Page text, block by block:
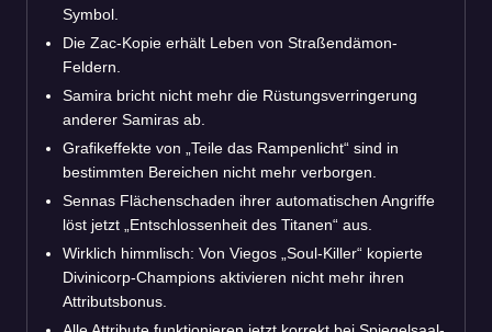
Symbol.
Die Zac-Kopie erhält Leben von Straßendämon-
Feldern.
Samira bricht nicht mehr die Rüstungsverringerung
anderer Samiras ab.
Grafikeffekte von „Teile das Rampenlicht“ sind in
bestimmten Bereichen nicht mehr verborgen.
Sennas Flächenschaden ihrer automatischen Angriffe
löst jetzt „Entschlossenheit des Titanen“ aus.
Wirklich himmlisch: Von Viegos „Soul-Killer“ kopierte
Divinicorp-Champions aktivieren nicht mehr ihren
Attributsbonus.